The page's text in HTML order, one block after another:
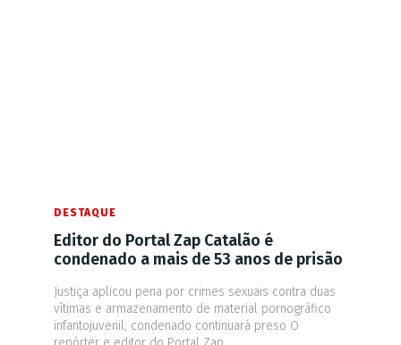
DESTAQUE
Editor do Portal Zap Catalão é
condenado a mais de 53 anos de prisão
Justiça aplicou pena por crimes sexuais contra duas
vítimas e armazenamento de material pornográfico
infantojuvenil; condenado continuará preso O